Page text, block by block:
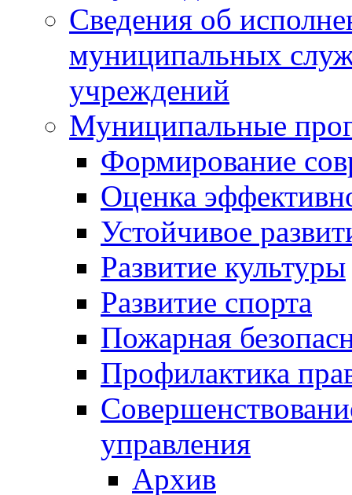
Сведения об
муниципальных
учреждений
Муниципальные
Формирование
Оценка
Устойчивое
Развитие культуры
Развитие спорта
Пожарная
Профилактика
управления
Архив